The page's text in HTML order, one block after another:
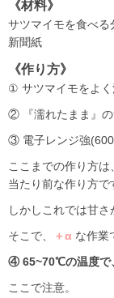
《材料》
サツマイモを食べる
新聞紙
《作り方》
① サツマイモをよく
② 『濡れたまま』
③ 電子レンジ強
ここまでの作り方は
当たり前な作り方で
しかしこれでは甘さ
そこで、
＋α な作業
④ 65~70℃の温度で
ここで注意。